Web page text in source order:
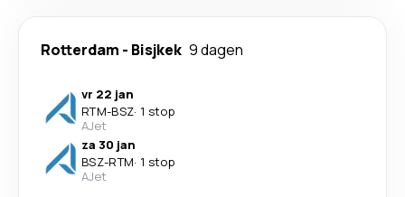
Rotterdam - Bisjkek 9 dagen
vr 22 jan
RTM-BSZ· 1 stop
AJet
za 30 jan
BSZ-RTM· 1 stop
AJet